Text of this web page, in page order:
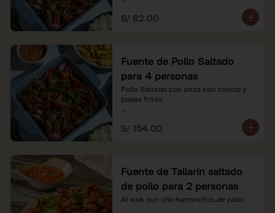
*Nuestros precios están expresados en
soles e incluyen impuestos de ley y
S/ 82.00
Fuente de Pollo Saltado
para 4 personas
Pollo Saltado con arroz con choclo y
papas fritas
*Nuestros precios están expresados en
soles e incluyen impuestos de ley y
S/ 154.00
Fuente de Tallarín saltado
de pollo para 2 personas
Al wok con chicharroncitos de pollo